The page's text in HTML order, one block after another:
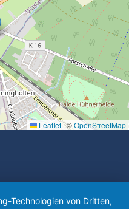
Leaflet|©OpenStreetMap
Technologien von Dritten,